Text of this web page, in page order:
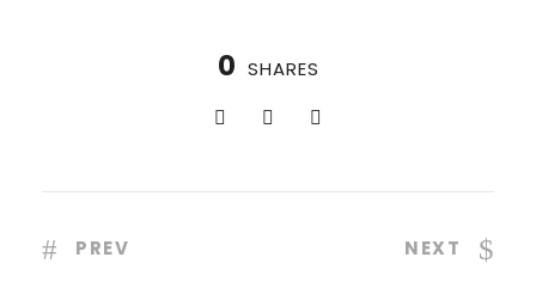
0 SHARES
PREV NEXT